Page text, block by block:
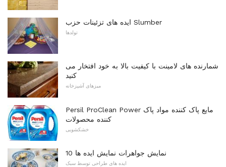
ایده های تزئینات حزب Slumber
تولدها
شمارنده های لامینت با کیفیت بالا به خود افتخار می
کنید
میزهای آشپزخانه
Persil ProClean Power مایع پاک کننده مواد پاک
کننده محصولات
خشکشویی
10 نمایش جواهرات نمایش ایده ها
ایده های طراحی توسط سبک